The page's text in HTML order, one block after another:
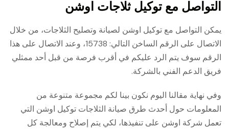
التواصل مع توكيل ثلاجات اوشن
يمكن التواصل مع توكيل اوشن لصيانة وتصليح الثلاجات، من خلال
الاتصال على الرقم الساخن التالي: 15738، وعند الاتصال على هذا
الرقم سوف يتم الرد عليكم في أقرب فرصة من قبل أحد ممثلي
فريق الدعم الفني بالشركة.
وفي نهاية مقالنا اليوم نكون بينا لكم مجموعة متنوعة من
المعلومات حول أحدث طرق صيانة الثلاجات توكيل اوشن التي
تعمل شركة اوشن على تنفيذها، لكي يتم إصلاح ومعالجة كل